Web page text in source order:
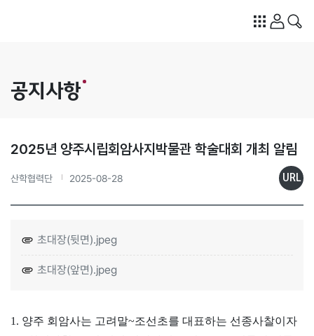
공지사항
2025년 양주시립회암사지박물관 학술대회 개최 알림
산학협력단 2025-08-28 URL
초대장(뒷면).jpeg
초대장(앞면).jpeg
1. 양주 회암사는 고려말~조선초를 대표하는 선종사찰이자